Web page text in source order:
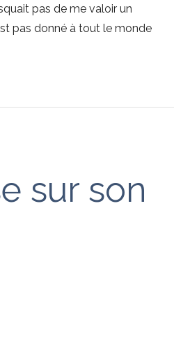
pas de me valoir un
pas donné à tout le monde
sur son